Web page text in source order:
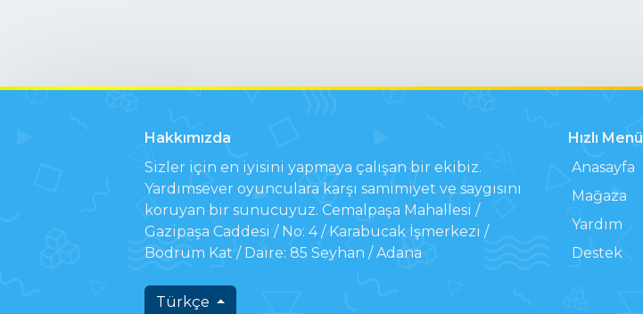
Hakkımızda
Sizler için en iyisini yapmaya çalışan bir ekibiz.
Yardımsever oyunculara karşı samimiyet ve saygısını
koruyan bir sunucuyuz. Cemalpaşa Mahallesi /
Gazipaşa Caddesi / No: 4 / Karabucak İşmerkezi /
Bodrum Kat / Daire: 85 Seyhan / Adana
Türkçe
Hızlı Menü
Anasayfa
Mağaza
Yardım
Destek